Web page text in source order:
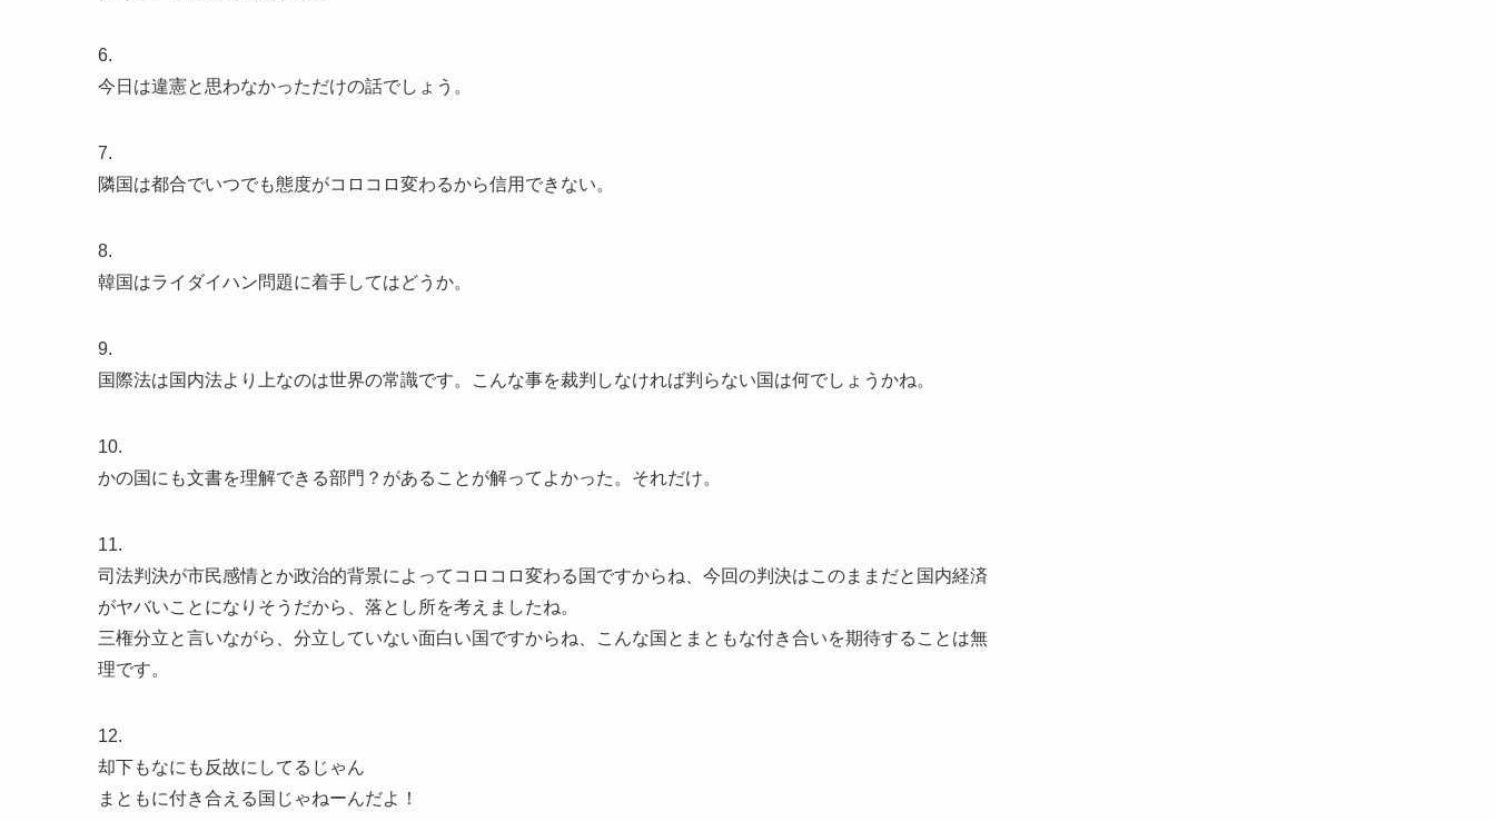
6.
今日は違憲と思わなかっただけの話でしょう。
7.
隣国は都合でいつでも態度がコロコロ変わるから信用できない。
8.
韓国はライダイハン問題に着手してはどうか。
9.
国際法は国内法より上なのは世界の常識です。こんな事を裁判しなければ判らない国は何でしょうかね。
10.
かの国にも文書を理解できる部門？があることが解ってよかった。それだけ。
11.
司法判決が市民感情とか政治的背景によってコロコロ変わる国ですからね、今回の判決はこのままだと国内経済
がヤバいことになりそうだから、落とし所を考えましたね。
三権分立と言いながら、分立していない面白い国ですからね、こんな国とまともな付き合いを期待することは無
理です。
12.
却下もなにも反故にしてるじゃん
まともに付き合える国じゃねーんだよ！